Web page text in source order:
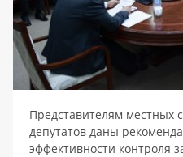
Представителям местных
депутатов даны
эффективности контроля